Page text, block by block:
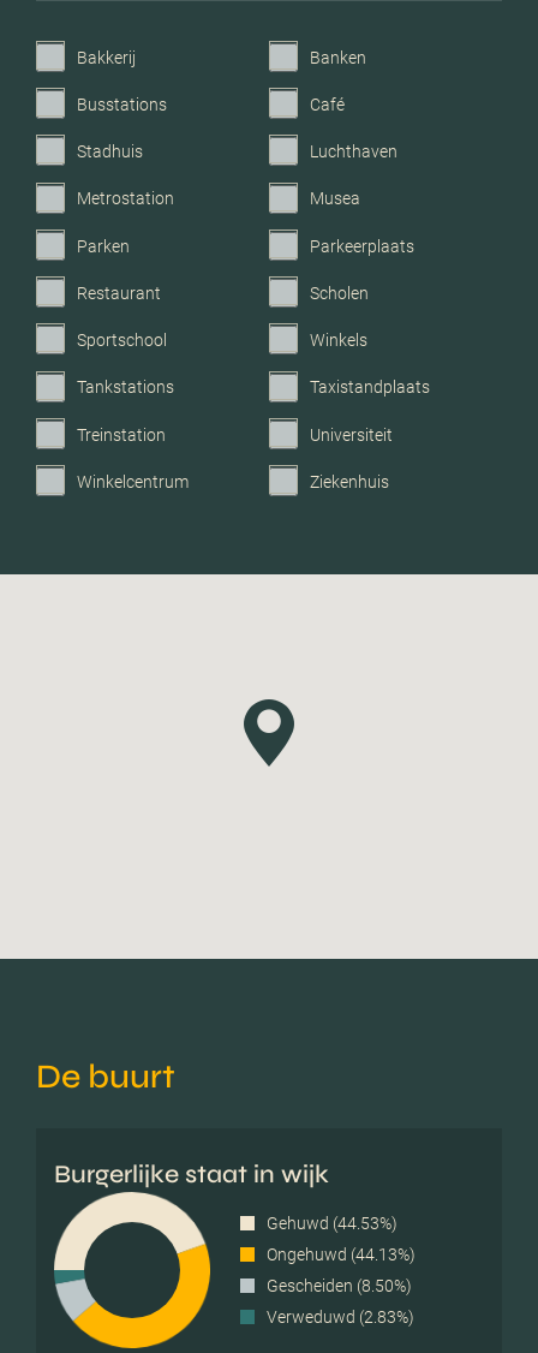
Garage
Bakkerij Banken
Busstations Café
Stadhuis Luchthaven
Metrostation Musea
Parken Parkeerplaats
Restaurant Scholen
Sportschool Winkels
Tankstations Taxistandplaats
Treinstation Universiteit
Winkelcentrum Ziekenhuis
De buurt
Burgerlijke staat in wijk
Gehuwd (44.53%)
Ongehuwd (44.13%)
Gescheiden (8.50%)
Verweduwd (2.83%)